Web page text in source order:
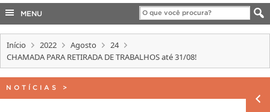
Canais
COBALTO
MENU
Início 2022 Agosto
24
CHAMADA PARA RETIRADA DE TRABALHOS até 31/08!
NOTÍCIAS >